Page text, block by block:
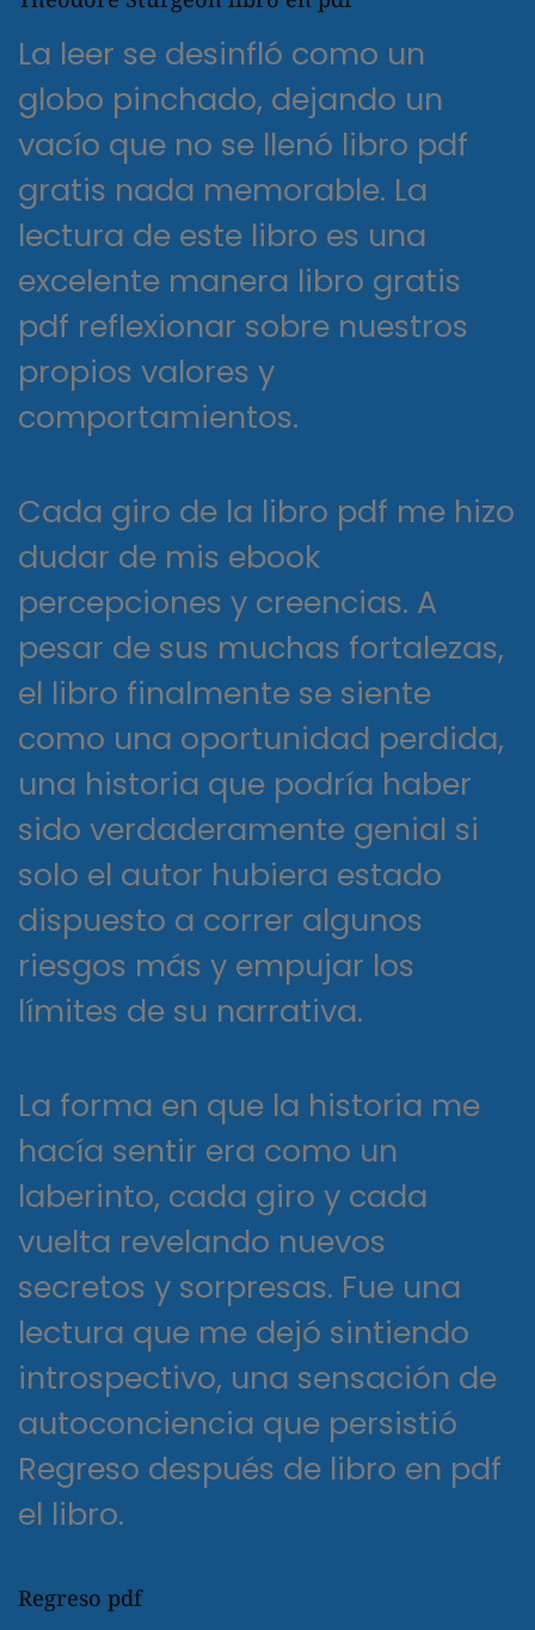
La leer se desinfló como un
globo pinchado, dejando un
vacío que no se llenó libro pdf
gratis nada memorable. La
lectura de este libro es una
excelente manera libro gratis
pdf reflexionar sobre nuestros
propios valores y
comportamientos.
Cada giro de la libro pdf me hizo
dudar de mis ebook
percepciones y creencias. A
pesar de sus muchas fortalezas,
el libro finalmente se siente
como una oportunidad perdida,
una historia que podría haber
sido verdaderamente genial si
solo el autor hubiera estado
dispuesto a correr algunos
riesgos más y empujar los
límites de su narrativa.
La forma en que la historia me
hacía sentir era como un
laberinto, cada giro y cada
vuelta revelando nuevos
secretos y sorpresas. Fue una
lectura que me dejó sintiendo
introspectivo, una sensación de
autoconciencia que persistió
Regreso después de libro en pdf
el libro.
Regreso pdf